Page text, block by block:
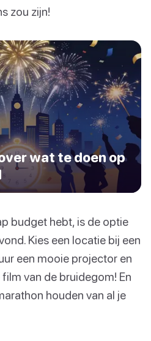
zou zijn!
wat te doen op
budget hebt, is de optie
Kies een locatie bij een
een mooie projector en
van de bruidegom! En
houden van al je